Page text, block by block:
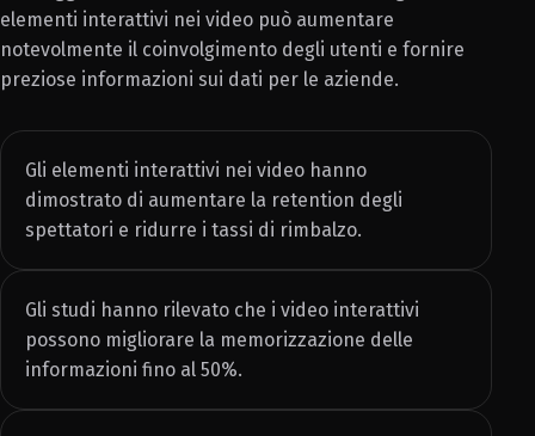
elementi interattivi nei video può aumentare
notevolmente il coinvolgimento degli utenti e fornire
preziose informazioni sui dati per le aziende.
Gli elementi interattivi nei video hanno
dimostrato di aumentare la retention degli
spettatori e ridurre i tassi di rimbalzo.
Gli studi hanno rilevato che i video interattivi
possono migliorare la memorizzazione delle
informazioni fino al 50%.